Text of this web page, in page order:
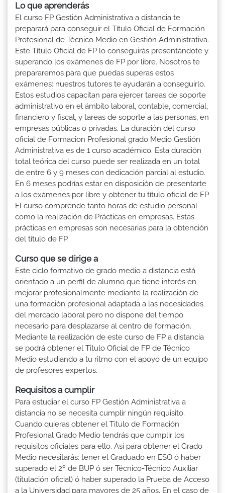
Lo que aprenderás
El curso FP Gestión Administrativa a distancia te
preparará para conseguir el Título Oficial de Formación
Profesional de Técnico Medio en Gestión Administrativa.
Este Título Oficial de FP lo conseguirás presentándote y
superando los exámenes de FP por libre. Nosotros te
prepararemos para que puedas superas estos
exámenes: nuestros tutores te ayudarán a conseguirlo.
Estos estudios capacitan para ejercer tareas de soporte
administrativo en el ámbito laboral, contable, comercial,
financiero y fiscal, y tareas de soporte a las personas, en
empresas públicas o privadas. La duración del curso
oficial de Formacion Profesional grado Medio Gestión
Administrativa es de 1 curso académico. Esta duración
total teórica del curso puede ser realizada en un total
de entre 6 y 9 meses con dedicación parcial al estudio.
En 6 meses podrías estar en disposición de presentarte
a los exámenes por libre y obtener tu título oficial de FP
El curso comprende tanto horas de estudio personal
como la realización de Prácticas en empresas. Estas
prácticas en empresas son necesarias para la obtención
del título de FP.
Curso que se dirige a
Este ciclo formativo de grado medio a distancia está
orientado a un perfil de alumno que tiene interés en
mejorar profesionalmente mediante la realización de
una formación profesional adaptada a las necesidades
del mercado laboral pero no dispone del tiempo
necesario para desplazarse al centro de formación.
Mediante la realización de este curso de FP a distancia
se podrá obtener el Titulo Oficial de FP de Técnico
Medio estudiando a tu ritmo con el apoyo de un equipo
de profesores expertos.
Requisitos a cumplir
Para estudiar el curso FP Gestión Administrativa a
distancia no se necesita cumplir ningún requisito.
Cuando quieras obtener el Titulo de Formación
Profesional Grado Medio tendrás que cumplir los
requisitos oficiales para ello. Así para obtener el Grado
Medio necesitarás: tener el Graduado en ESO ó haber
superado el 2º de BUP ó ser Técnico-Técnico Auxiliar
(titulación oficial) ó haber superado la Prueba de Acceso
a la Universidad para mayores de 25 años. En el caso de